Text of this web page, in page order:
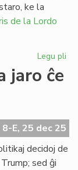
ke la
de la Lordo
Legu pli
la
jaro ĉe
E, 25 dec 25
decidoj de
sed ĝi